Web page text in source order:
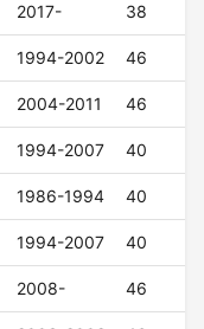
2017- 38
1994-2002 46
2004-2011 46
1994-2007 40
1986-1994 40
1994-2007 40
2008- 46